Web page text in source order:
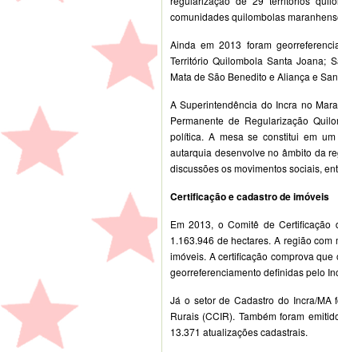
comunidades quilombolas
Ainda em 2013 foram
Território Quilombola Santa Joana;
Mata de São Benedito e Aliança e
A Superintendência do Incra no
Permanente de Regularização
política. A mesa se constitui em
autarquia desenvolve no âmbito da
discussões os movimentos sociais,
Certificação e cadastro de imóveis
Em 2013, o Comitê de Certificação
1.163.946 de hectares. A região
imóveis. A certificação comprova
georreferenciamento definidas pelo
Já o setor de Cadastro do Incra/MA
Rurais (CCIR). Também foram
13.371 atualizações cadastrais.